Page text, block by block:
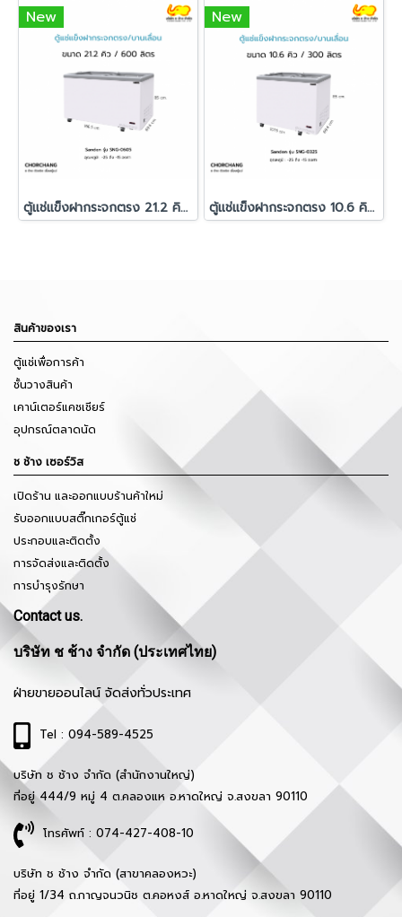
New
ตู้แช่แข็งฝากระจกตรง 21.2 คิว SANDEN รุ่น SNG-0605
New
ตู้แช่แข็งฝากระจกตรง 10.6 คิว SANDEN รุ่น SNG-0325
สินค้าของเรา
ตู้แช่เพื่อการค้า
ชั้นวางสินค้า
เคาน์เตอร์แคชเชียร์
อุปกรณ์ตลาดนัด
ช ช้าง เซอร์วิส
เปิดร้าน และออกแบบร้านค้าใหม่
รับออกแบบสติ๊กเกอร์ตู้แช่
ประกอบและติดตั้ง
การจัดส่งและติดตั้ง
การบำรุงรักษา
Contact us.
บริษัท ช ช้าง จำกัด (ประเทศไทย)
ฝ่ายขายออนไลน์ จัดส่งทั่วประเทศ
Tel : 094-589-4525
บริษัท ช ช้าง จำกัด (สำนักงานใหญ่)
ที่อยู่ 444/9 หมู่ 4 ต.คลองแห อ.หาดใหญ่ จ.สงขลา 90110
โทรศัพท์ : 074-427-408-10
บริษัท ช ช้าง จำกัด (สาขาคลองหวะ)
ที่อยู่ 1/34 ถ.กาญจนวนิช ต.คอหงส์ อ.หาดใหญ่ จ.สงขลา 90110